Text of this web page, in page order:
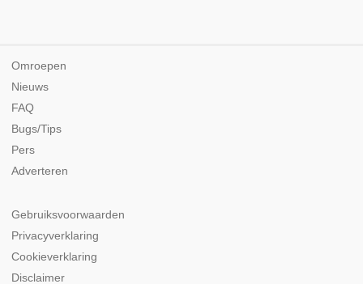
Omroepen
Nieuws
FAQ
Bugs/Tips
Pers
Adverteren
Gebruiksvoorwaarden
Privacyverklaring
Cookieverklaring
Disclaimer